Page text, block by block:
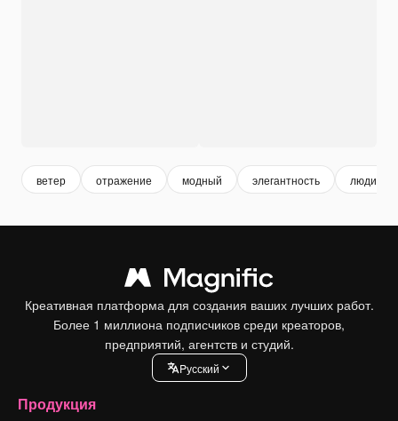
ветер отражение модный элегантность люди
Креативная платформа для создания ваших лучших работ.
Более 1 миллиона подписчиков среди креаторов,
предприятий, агентств и студий.
Pусский
Продукция